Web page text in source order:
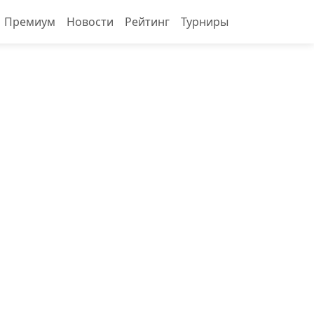
Премиум Новости Рейтинг Турниры